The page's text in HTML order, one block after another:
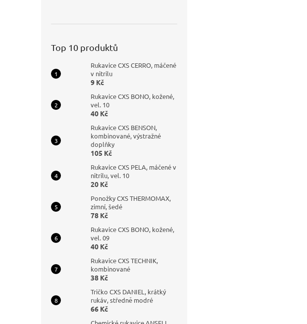
Top 10 produktů
Rukavice CXS CERRO, máčené
v nitrilu
9 Kč
Rukavice CXS BONO, kožené,
vel. 10
40 Kč
Rukavice CXS BENSON,
kombinované, výstražné
doplňky
105 Kč
Rukavice CXS PELA, máčené v
nitrilu, vel. 10
20 Kč
Ponožky CXS THERMOMAX,
zimní, šedé
78 Kč
Rukavice CXS BONO, kožené,
vel. 09
40 Kč
Rukavice CXS TECHNIK,
kombinované
38 Kč
Tričko CXS DANIEL, krátký
rukáv, středně modré
66 Kč